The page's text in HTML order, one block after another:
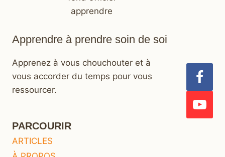
Apprendre à prendre soin de soi
Apprenez à vous chouchouter et à
vous accorder du temps pour vous
ressourcer.
PARCOURIR
ARTICLES